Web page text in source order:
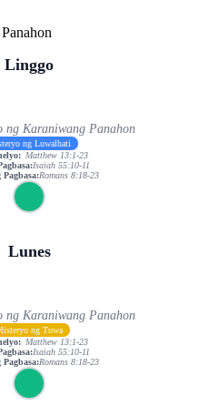
Linggo
ng Karaniwang Panahon
ng Luwalhati
Matthew 13:1-23
Isaiah 55:10-11
Romans 8:18-23
Lunes
ng Karaniwang Panahon
ng Tuwa
Matthew 13:1-23
Isaiah 55:10-11
Romans 8:18-23